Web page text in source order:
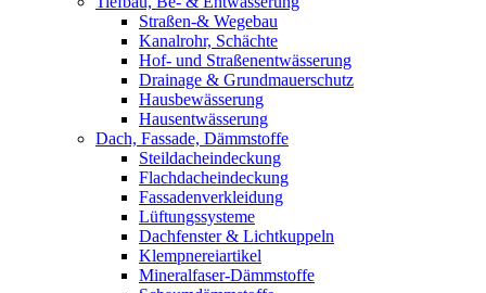
Straßen-& Wegebau
Kanalrohr, Schächte
Hof- und Straßenentwässerung
Drainage & Grundmauerschutz
Hausbewässerung
Hausentwässerung
Dach, Fassade, Dämmstoffe
Steildacheindeckung
Flachdacheindeckung
Fassadenverkleidung
Lüftungssysteme
Dachfenster & Lichtkuppeln
Klempnereiartikel
Mineralfaser-Dämmstoffe